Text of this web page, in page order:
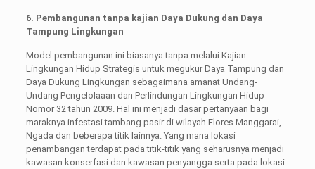
6. Pembangunan tanpa kajian Daya Dukung dan Daya
Tampung Lingkungan
Model pembangunan ini biasanya tanpa melalui Kajian
Lingkungan Hidup Strategis untuk megukur Daya Tampung dan
Daya Dukung Lingkungan sebagaimana amanat Undang-
Undang Pengelolaaan dan Perlindungan Lingkungan Hidup
Nomor 32 tahun 2009. Hal ini menjadi dasar pertanyaan bagi
maraknya infestasi tambang pasir di wilayah Flores Manggarai,
Ngada dan beberapa titik lainnya. Yang mana lokasi
penambangan terdapat pada titik-titik yang seharusnya menjadi
kawasan konserfasi dan kawasan penyangga serta pada lokasi